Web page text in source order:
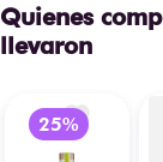
Quienes
llevaron